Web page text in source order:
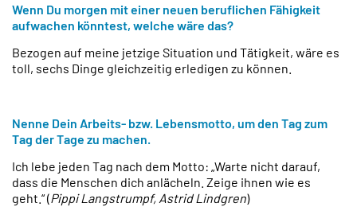
Wenn Du morgen mit einer neuen beruflichen Fähigkeit
aufwachen könntest, welche wäre das?
Bezogen auf meine jetzige Situation und Tätigkeit, wäre es
toll, sechs Dinge gleichzeitig erledigen zu können.
Nenne Dein Arbeits- bzw. Lebensmotto, um den Tag zum
Tag der Tage zu machen.
Ich lebe jeden Tag nach dem Motto: „Warte nicht darauf,
dass die Menschen dich anlächeln. Zeige ihnen wie es
geht.“ (Pippi Langstrumpf, Astrid Lindgren)